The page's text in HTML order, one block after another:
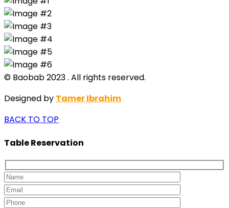
© Baobab 2023 . All rights reserved.
Designed by Tamer Ibrahim
BACK TO TOP
Table Reservation